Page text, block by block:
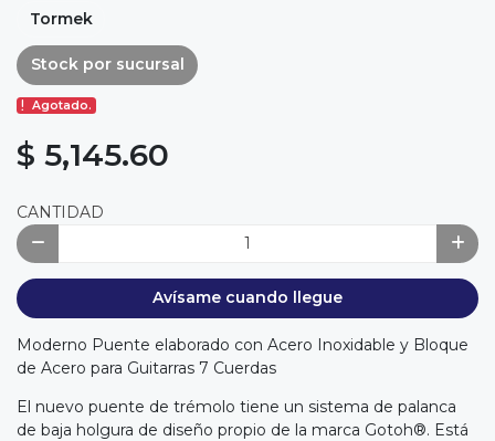
Tormek
Stock por sucursal
Agotado.
$ 5,145.60
CANTIDAD
Avísame cuando llegue
Moderno Puente elaborado con Acero Inoxidable y Bloque
de Acero para Guitarras 7 Cuerdas
El nuevo puente de trémolo tiene un sistema de palanca
de baja holgura de diseño propio de la marca Gotoh®. Está